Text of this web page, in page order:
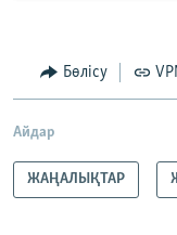
Бөлісу
Айдар
ЖАҢАЛЫҚТАР